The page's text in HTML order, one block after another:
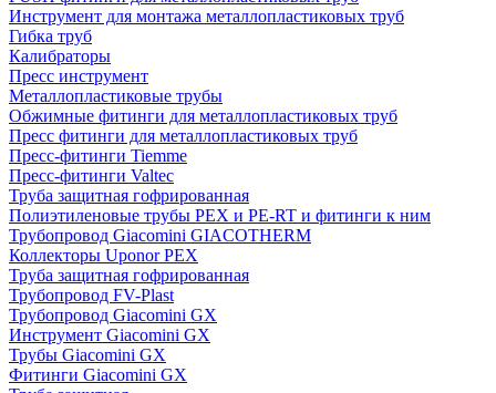
Инструмент для монтажа металлопластиковых труб
Гибка труб
Калибраторы
Пресс инструмент
Металлопластиковые трубы
Обжимные фитинги для металлопластиковых труб
Пресс фитинги для металлопластиковых труб
Пресс-фитинги Tiemme
Пресс-фитинги Valtec
Труба защитная гофрированная
Полиэтиленовые трубы PEX и PE-RT и фитинги к ним
Трубопровод Giacomini GIACOTHERM
Коллекторы Uponor PEX
Труба защитная гофрированная
Трубопровод FV-Plast
Трубопровод Giacomini GX
Инструмент Giacomini GX
Трубы Giacomini GX
Фитинги Giacomini GX